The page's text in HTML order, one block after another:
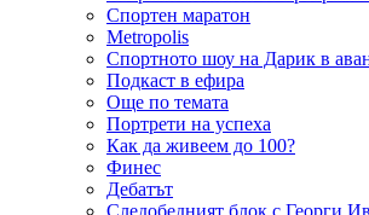
Спортен маратон
Metropolis
Спортното шоу на Дарик в
Подкаст в ефира
Още по темата
Портрети на успеха
Как да живеем до 100?
Финес
Дебатът
Следобедният блок с Георги